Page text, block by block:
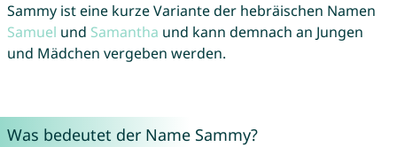
Sammy ist eine kurze Variante der hebräischen Namen
Samuel und Samantha und kann demnach an Jungen
und Mädchen vergeben werden.
Was bedeutet der Name Sammy?